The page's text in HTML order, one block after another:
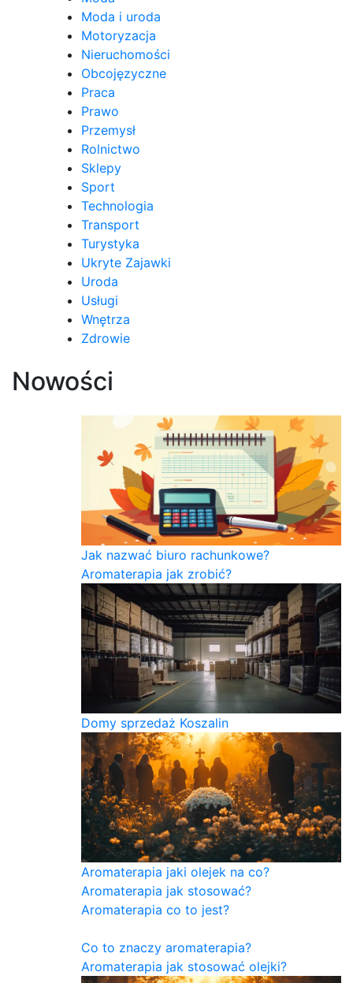
Moda i uroda
Motoryzacja
Nieruchomości
Obcojęzyczne
Praca
Prawo
Przemysł
Rolnictwo
Sklepy
Sport
Technologia
Transport
Turystyka
Ukryte Zajawki
Uroda
Usługi
Wnętrza
Zdrowie
Nowości
Jak nazwać biuro rachunkowe?
Aromaterapia jak zrobić?
Domy sprzedaż Koszalin
Aromaterapia jaki olejek na co?
Aromaterapia jak stosować?
Aromaterapia co to jest?
Co to znaczy aromaterapia?
Aromaterapia jak stosować olejki?